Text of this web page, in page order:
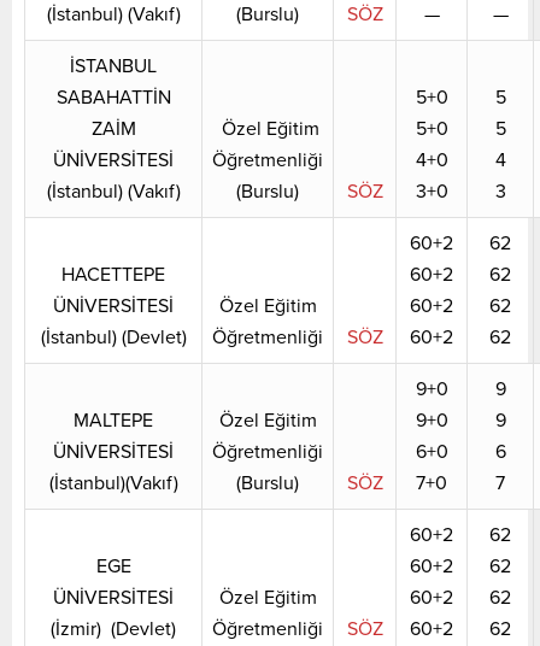
(İstanbul) (Vakıf)
(Burslu)
SÖZ
—
—
İSTANBUL
SABAHATTİN
ZAİM
ÜNİVERSİTESİ
(İstanbul) (Vakıf)
Özel Eğitim
Öğretmenliği
(Burslu)
SÖZ
5+0
5+0
4+0
3+0
5
5
4
3
HACETTEPE
ÜNİVERSİTESİ
(İstanbul) (Devlet)
Özel Eğitim
Öğretmenliği
SÖZ
60+2
60+2
60+2
60+2
62
62
62
62
MALTEPE
ÜNİVERSİTESİ
(İstanbul)(Vakıf)
Özel Eğitim
Öğretmenliği
(Burslu)
SÖZ
9+0
9+0
6+0
7+0
9
9
6
7
EGE
ÜNİVERSİTESİ
(İzmir) (Devlet)
Özel Eğitim
Öğretmenliği
SÖZ
60+2
60+2
60+2
60+2
62
62
62
62